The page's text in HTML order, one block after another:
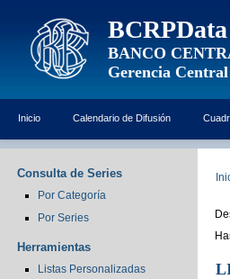
BCRPData
BANCO
Gerencia
Inicio Calendario de Difusión
Consulta de Series
Por Categoría
Por Series
Herramientas
Listas Personalizadas